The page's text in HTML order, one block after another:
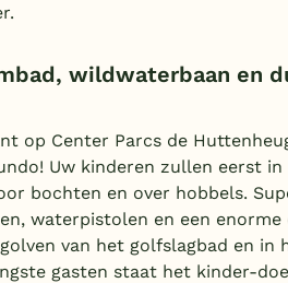
wildwaterbaan en
op Center Parcs de
Uw kinderen zullen eerst in
bochten en over hobbels.
waterpistolen en een enorme
van het golfslagbad en in
gasten staat het kinder-